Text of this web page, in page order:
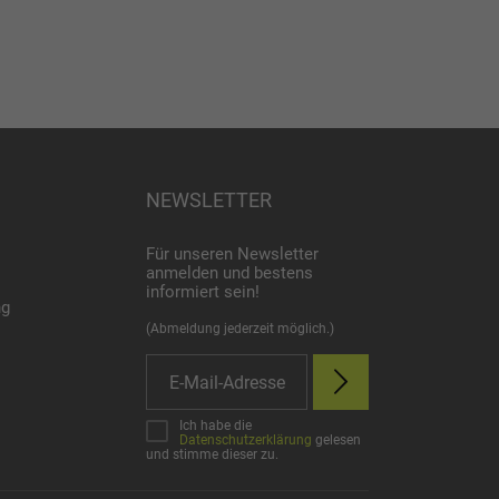
NEWSLETTER
Für unseren Newsletter
anmelden und bestens
informiert sein!
(Abmeldung jederzeit möglich.)
Ich habe die
Datenschutzerklärung gelesen
und stimme dieser zu.